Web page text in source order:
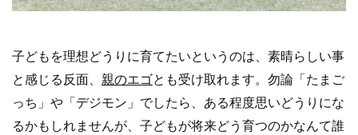
子どもを理想どうりに育てたいというのは、素晴らしい事
と感じる反面、 親のエゴとも受け取れます。勿論「たまご
っち」や「デジモン」でしたら、ある程度思いどうりにな
るかもしれませんが、子どもが将来どう育つのかなんて誰